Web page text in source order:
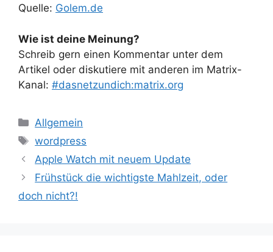
Quelle: Golem.de
Wie ist deine Meinung?
Schreib gern einen Kommentar unter dem
Artikel oder diskutiere mit anderen im Matrix-
Kanal: #dasnetzundich:matrix.org
Kategorien
Allgemein
Schlagwörter
wordpress
Apple Watch mit neuem Update
Frühstück die wichtigste Mahlzeit, oder
doch nicht?!